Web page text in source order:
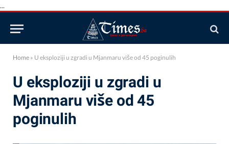
...
Home » U eksploziji u zgradi u Mjanmaru više od 45 poginulih
U eksploziji u zgradi u
Mjanmaru više od 45
poginulih